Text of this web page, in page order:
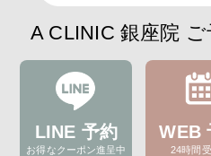
A CLINIC 銀座院
LINE 予約
お得なクーポン進呈中
WEB
24時間